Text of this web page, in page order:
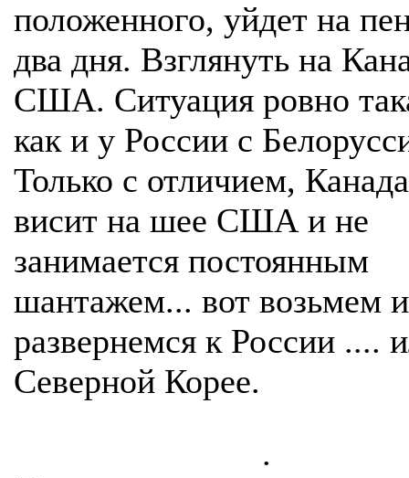
положенного, уйдет на
два дня. Взглянуть на
США. Ситуация ровно
как и у России с
Только с отличием,
висит на шее США и не
занимается постоянным
шантажем... вот возьмем
развернемся к России ....
Северной Корее.
.